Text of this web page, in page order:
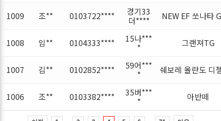
1009 조** 0103722**** 경기33
더**** NEW EF 쏘나타
1008 임** 0104333**** 15나***
* 그랜져TG
1007 김** 0102852**** 59어***
* 쉐보레 올란도 디
1006 조** 0103382**** 35버***
* 아반떼